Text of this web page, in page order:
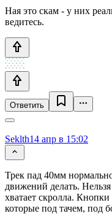
Ная это скам - у них
ведитесь.
Ответить
Seklth14 апр в 15:02
Трек пад 40мм
движений делать.
хватает скролла. Кнопки
которые под тачем, под